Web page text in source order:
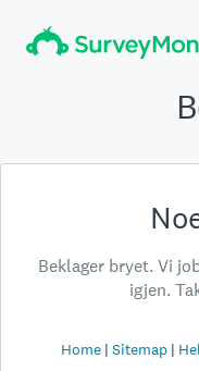
Beklager bryet. Vi
igjen.
Home Sitemap